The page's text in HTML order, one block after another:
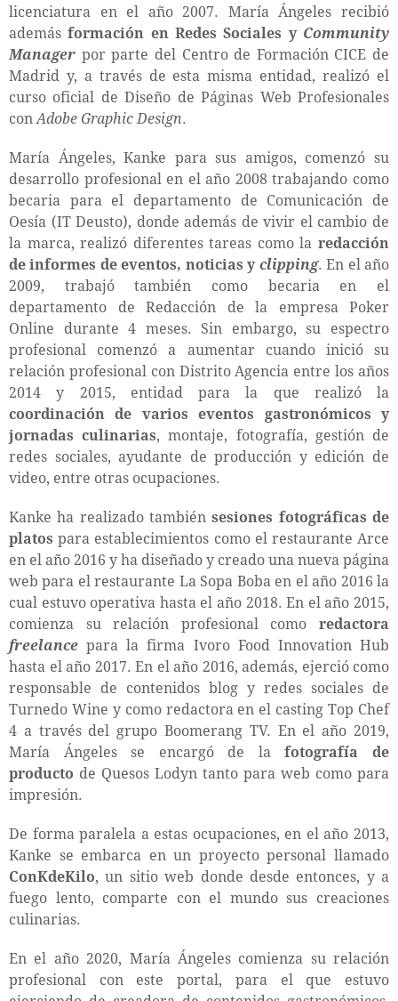
licenciatura en el año 2007. María Ángeles recibió
ademásformación en Redes Sociales y Community
Manager por parte del Centro de Formación CICE de
Madrid y, a través de esta misma entidad, realizó el
curso oficial de Diseño de Páginas Web Profesionales
conAdobe Graphic Design.
María Ángeles, Kanke para sus amigos, comenzó su
desarrollo profesional en el año 2008 trabajando como
becaria para el departamento de Comunicación de
Oesía (IT Deusto), donde además de vivir el cambio de
la marca, realizó diferentes tareas como la redacción
de informes de eventos, noticias y clipping. En el año
2009, trabajó también como becaria en el
departamento de Redacción de la empresa Poker
Online durante 4 meses. Sin embargo, su espectro
profesional comenzó a aumentar cuando inició su
relación profesional con Distrito Agencia entre los años
2014 y 2015, entidad para la que realizó la
coordinación de varios eventos gastronómicos y
jornadas culinarias, montaje, fotografía, gestión de
redes sociales, ayudante de producción y edición de
video, entre otras ocupaciones.
Kanke ha realizado tambiénsesiones fotográficas de
platos para establecimientos como el restaurante Arce
en el año 2016 y ha diseñado y creado una nueva página
web para el restaurante La Sopa Boba en el año 2016 la
cual estuvo operativa hasta el año 2018. En el año 2015,
comienza su relación profesional como redactora
freelance para la firma Ivoro Food Innovation Hub
hasta el año 2017. En el año 2016, además, ejerció como
responsable de contenidos blog y redes sociales de
Turnedo Wine y como redactora en el casting Top Chef
4 a través del grupo Boomerang TV. En el año 2019,
María Ángeles se encargó de lafotografía de
producto de Quesos Lodyn tanto para web como para
impresión.
De forma paralela a estas ocupaciones, en el año 2013,
Kanke se embarca en un proyecto personal llamado
ConKdeKilo, un sitio web donde desde entonces, y a
fuego lento, comparte con el mundo sus creaciones
culinarias.
En el año 2020, María Ángeles comienza su relación
profesional con este portal, para el que estuvo